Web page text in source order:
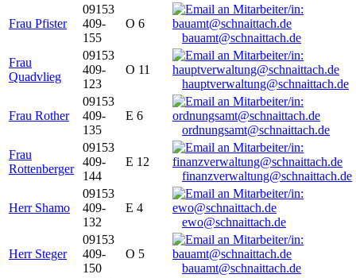
Frau Pfister
09153
409-
155
O 6
bauamt@schnaittach.de
Frau
Quadvlieg
09153
409-
123
O 11
hauptverwaltung@schnaittach.de
Frau Rother
09153
409-
135
E 6
ordnungsamt@schnaittach.de
Frau
Rottenberger
09153
409-
144
E 12
finanzverwaltung@schnaittach.de
Herr Shamo
09153
409-
132
E 4
ewo@schnaittach.de
Herr Steger
09153
409-
150
O 5
bauamt@schnaittach.de